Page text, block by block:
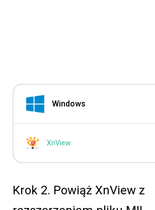
Windows
XnView
Krok 2. Powiąż XnView z